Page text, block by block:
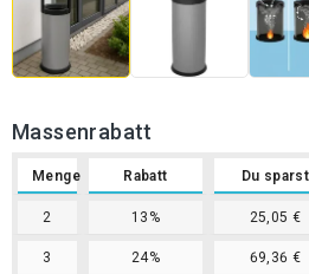
Massenrabatt
Menge Rabatt Du sparst
2 13% 25,05 €
3 24% 69,36 €